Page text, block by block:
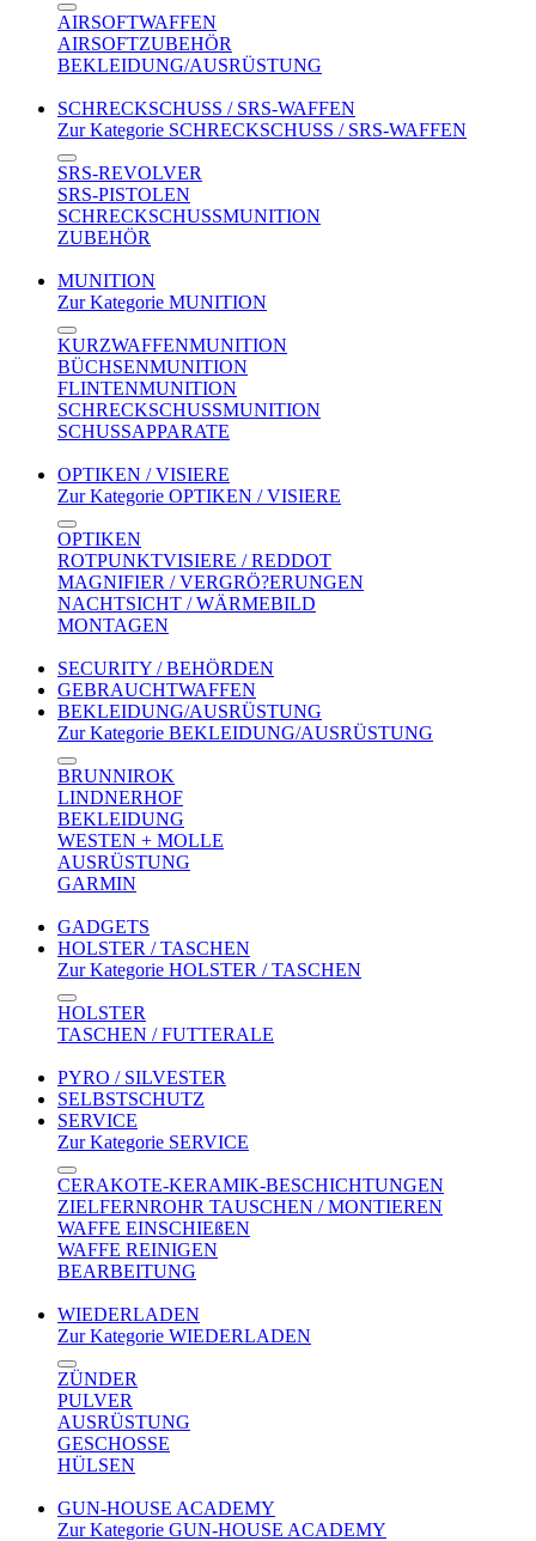
AIRSOFTWAFFEN
AIRSOFTZUBEHÖR
BEKLEIDUNG/AUSRÜSTUNG
SCHRECKSCHUSS / SRS-WAFFEN
Zur Kategorie SCHRECKSCHUSS / SRS-WAFFEN
SRS-REVOLVER
SRS-PISTOLEN
SCHRECKSCHUSSMUNITION
ZUBEHÖR
MUNITION
Zur Kategorie MUNITION
KURZWAFFENMUNITION
BÜCHSENMUNITION
FLINTENMUNITION
SCHRECKSCHUSSMUNITION
SCHUSSAPPARATE
OPTIKEN / VISIERE
Zur Kategorie OPTIKEN / VISIERE
OPTIKEN
ROTPUNKTVISIERE / REDDOT
MAGNIFIER / VERGRÖ?ERUNGEN
NACHTSICHT / WÄRMEBILD
MONTAGEN
SECURITY / BEHÖRDEN
GEBRAUCHTWAFFEN
BEKLEIDUNG/AUSRÜSTUNG
Zur Kategorie BEKLEIDUNG/AUSRÜSTUNG
BRUNNIROK
LINDNERHOF
BEKLEIDUNG
WESTEN + MOLLE
AUSRÜSTUNG
GARMIN
GADGETS
HOLSTER / TASCHEN
Zur Kategorie HOLSTER / TASCHEN
HOLSTER
TASCHEN / FUTTERALE
PYRO / SILVESTER
SELBSTSCHUTZ
SERVICE
Zur Kategorie SERVICE
CERAKOTE-KERAMIK-BESCHICHTUNGEN
ZIELFERNROHR TAUSCHEN / MONTIEREN
WAFFE EINSCHIEßEN
WAFFE REINIGEN
BEARBEITUNG
WIEDERLADEN
Zur Kategorie WIEDERLADEN
ZÜNDER
PULVER
AUSRÜSTUNG
GESCHOSSE
HÜLSEN
GUN-HOUSE ACADEMY
Zur Kategorie GUN-HOUSE ACADEMY